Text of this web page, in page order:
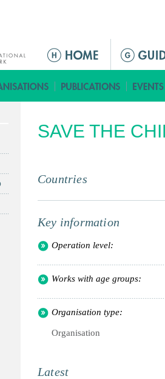
M
i
n
e
SAVE THE
Countries
Key information
Operation level:
Works with age groups:
Organisation type:
Organisation
Latest